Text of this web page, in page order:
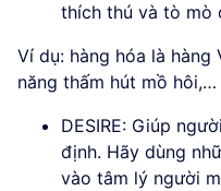
thích thú và tò mò
Ví dụ: hàng hóa là
năng thấm hút mồ hôi,…
DESIRE: Giúp
định. Hãy dùng
vào tâm lý người